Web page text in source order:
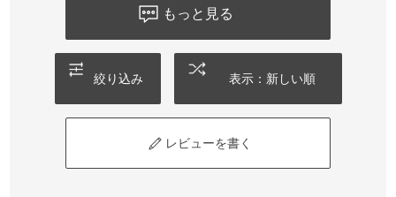
もっと見る
絞り込み 表示：新しい順
レビューを書く